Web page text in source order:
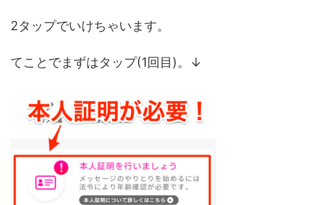
2タップでいけちゃいます。
てことでまずはタップ(1回目)。↓